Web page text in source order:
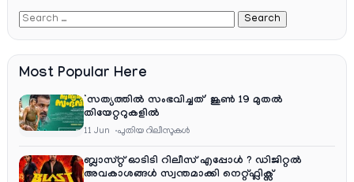
Most Popular Here
‘സത്യത്തിൽ സംഭവിച്ചത്’ ജൂൺ 19 മുതൽ
തിയേറ്ററുകളിൽ
11 Jun പുതിയ റിലീസുകള്‍
ബ്ലാസ്റ്റ് ഓടിടി റിലീസ് എപ്പോൾ ? ഡിജിറ്റൽ
അവകാശങ്ങൾ സ്വന്തമാക്കി നെറ്റ്ഫ്ലിക്സ്